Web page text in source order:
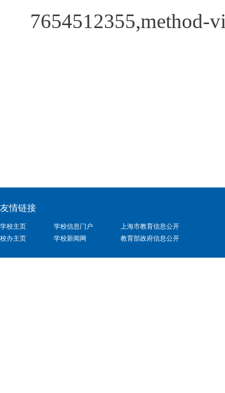
7654512355,method-
友情链接
学校主页 学校信息门户
上海市教育信息公开
校办主页
学校新闻网 教育部政府信息公开